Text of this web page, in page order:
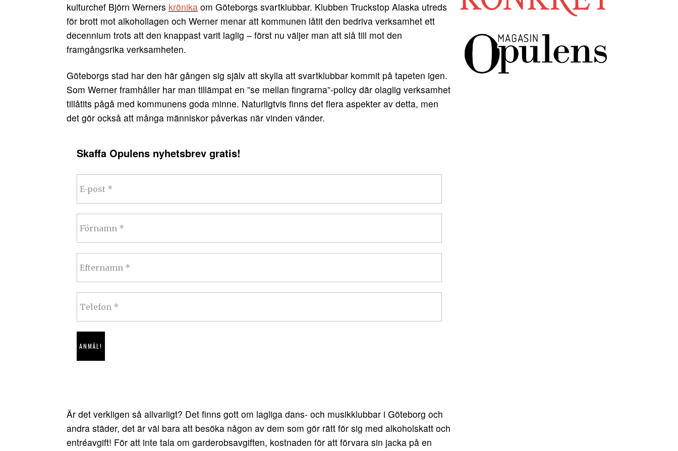
kulturchef Björn Werners krönika om Göteborgs svartklubbar. Klubben Truckstop Alaska utreds
för brott mot alkohollagen och Werner menar att kommunen låtit den bedriva verksamhet ett
decennium trots att den knappast varit laglig – först nu väljer man att slå till mot den
framgångsrika verksamheten.
Göteborgs stad har den här gången sig själv att skylla att svartklubbar kommit på tapeten igen.
Som Werner framhåller har man tillämpat en ”se mellan fingrarna”-policy där olaglig verksamhet
tillåtits pågå med kommunens goda minne. Naturligtvis finns det flera aspekter av detta, men
det gör också att många människor påverkas när vinden vänder.
Skaffa Opulens nyhetsbrev gratis!
Är det verkligen så allvarligt? Det finns gott om lagliga dans- och musikklubbar i Göteborg och
andra städer, det är väl bara att besöka någon av dem som gör rätt för sig med alkoholskatt och
entréavgift! För att inte tala om garderobsavgiften, kostnaden för att förvara sin jacka på en